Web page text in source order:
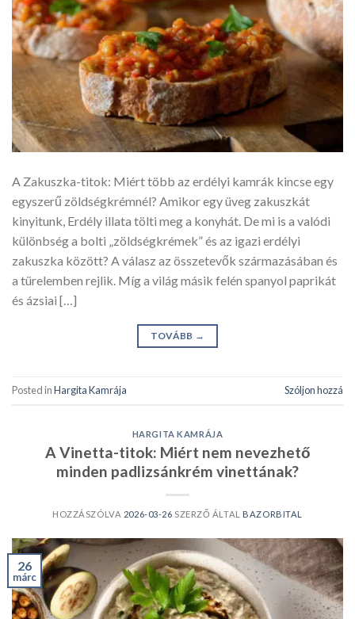
A Zakuszka-titok: Miért több az erdélyi kamrák kincse egy
egyszerű zöldségkrémnél? Amikor egy üveg zakuszkát
kinyitunk, Erdély illata tölti meg a konyhát. De mi is a valódi
különbség a bolti „zöldségkrémek” és az igazi erdélyi
zakuszka között? A válasz az összetevők származásában és
a türelemben rejlik. Míg a világ másik felén spanyol paprikát
és ázsiai […]
TOVÁBB →
Posted inHargita Kamrája Szóljon hozzá
HARGITA KAMRÁJA
A Vinetta-titok: Miért nem nevezhető
minden padlizsánkrém vinettának?
HOZZÁSZÓLVA 2026-03-26 SZERZŐ ÁLTAL BAZORBITAL
26
márc